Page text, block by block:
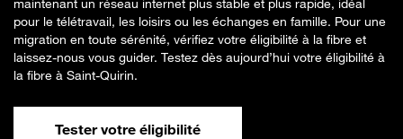
maintenant un réseau internet plus stable et plus rapide, idéal
pour le télétravail, les loisirs ou les échanges en famille. Pour une
migration en toute sérénité, vérifiez votre éligibilité à la fibre et
laissez-nous vous guider. Testez dès aujourd’hui votre éligibilité à
la fibre à Saint-Quirin.
Tester votre éligibilité